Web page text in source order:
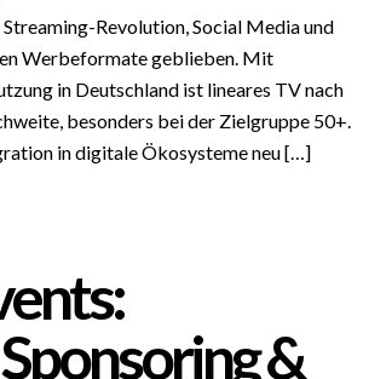
Revolution, Social Media und
Werbeformate geblieben. Mit
in Deutschland ist lineares TV nach
besonders bei der Zielgruppe 50+.
in digitale Ökosysteme neu […]
&